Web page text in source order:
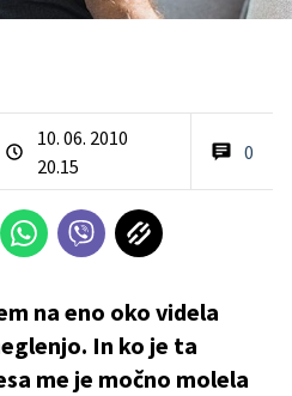
10. 06. 2010
20.15
0
na eno oko videla
In ko je ta
me je močno molela